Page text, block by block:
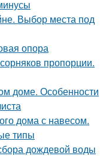
Выбор места под
опора
пропорции.
доме. Особенности
дома с навесом.
типы
дождевой воды